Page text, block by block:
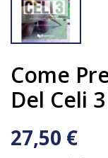
Come
Del Celi
27,50 €